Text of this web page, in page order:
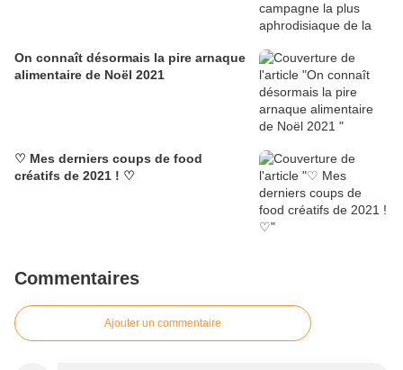
On connaît désormais la pire arnaque
alimentaire de Noël 2021
♡ Mes derniers coups de food
créatifs de 2021 ! ♡
Commentaires
Ajouter un commentaire